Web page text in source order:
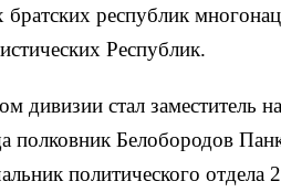
братских республик
Республик.
дивизии стал заместитель
полковник Белобородов
политического отдела